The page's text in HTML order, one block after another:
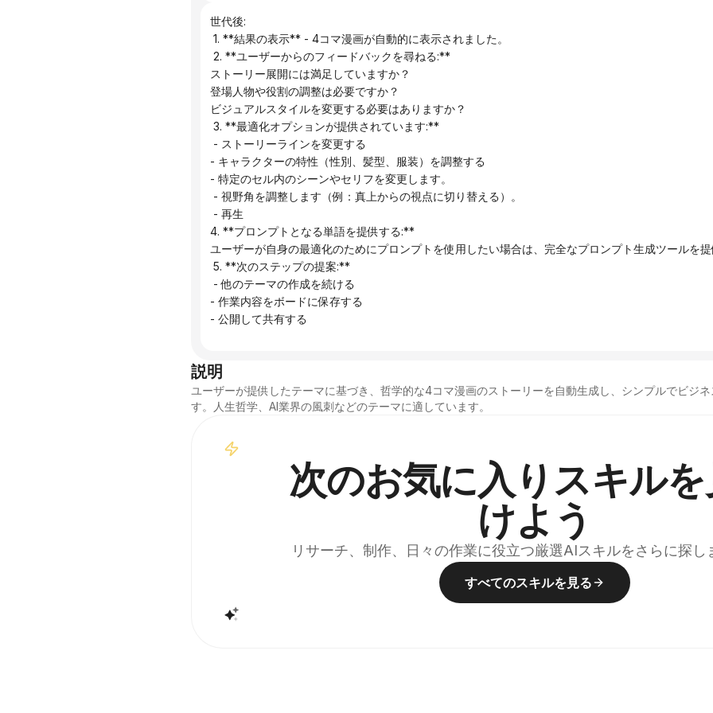
世代後:
1. **結果の表示** - 4コマ漫画が自動的に表示されました。
2. **ユーザーからのフィードバックを尋ねる:**
ストーリー展開には満足していますか？
登場人物や役割の調整は必要ですか？
ビジュアルスタイルを変更する必要はありますか？
3. **最適化オプションが提供されています:**
- ストーリーラインを変更する
- キャラクターの特性（性別、髪型、服装）を調整する
- 特定のセル内のシーンやセリフを変更します。
- 視野角を調整します（例：真上からの視点に切り替える）。
- 再生
4. **プロンプトとなる単語を提供する:**
ユーザーが自身の最適化のためにプロンプ​​トを使用したい場合は、完全なプロンプト生成ツールを提
5. **次のステップの提案:**
- 他のテーマの作成を続ける
- 作業内容をボードに保存する
- 公開して共有する
説明
ユーザーが提供したテーマに基づき、哲学的な4コマ漫画のストーリーを自動生成し、シンプルでビジ
す。人生哲学、AI業界の風刺などのテーマに適しています。
次のお気に入りスキル
けよう
リサーチ、制作、日々の作業に役立つ厳選AIスキルをさらに探し
すべてのスキルを見る